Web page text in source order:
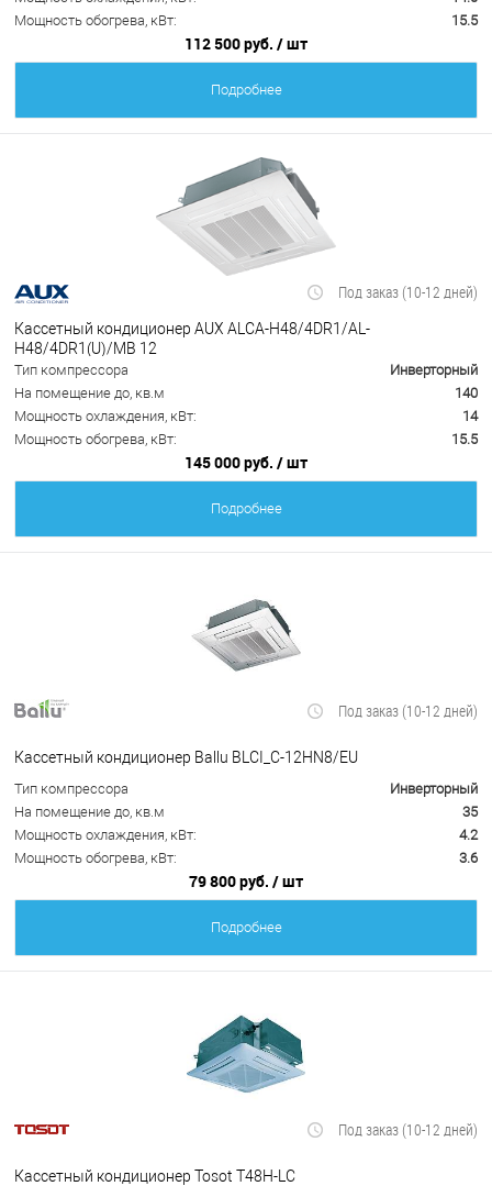
Мощность обогрева, кВт:
15.5
112 500 руб. / шт
Подробнее
Под заказ (10-12 дней)
Кассетный кондиционер AUX ALCA-H48/4DR1/AL-
H48/4DR1(U)/MB 12
Тип компрессора
Инверторный
На помещение до, кв.м
140
Мощность охлаждения, кВт:
14
Мощность обогрева, кВт:
15.5
145 000 руб. / шт
Подробнее
Под заказ (10-12 дней)
Кассетный кондиционер Ballu BLCI_C-12HN8/EU
Тип компрессора
Инверторный
На помещение до, кв.м
35
Мощность охлаждения, кВт:
4.2
Мощность обогрева, кВт:
3.6
79 800 руб. / шт
Подробнее
Под заказ (10-12 дней)
Кассетный кондиционер Tosot T48H-LC